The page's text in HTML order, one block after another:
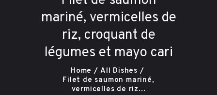
mariné, vermicelles de
riz, croquant de
légumes et mayo cari
Home
All Dishes
Filet de saumon mariné,
vermicelles de riz...
Plats pour emporter
Contact
Réservation
Carte Cadeau